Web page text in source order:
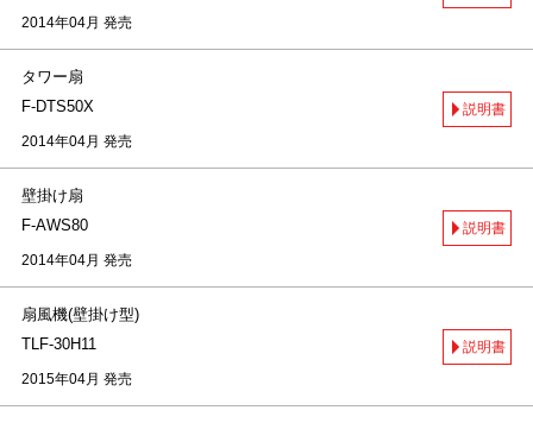
2014年04月 発売
タワー扇
F-DTS50X
2014年04月 発売
説明書
壁掛け扇
F-AWS80
2014年04月 発売
説明書
扇風機(壁掛け型)
TLF-30H11
2015年04月 発売
説明書